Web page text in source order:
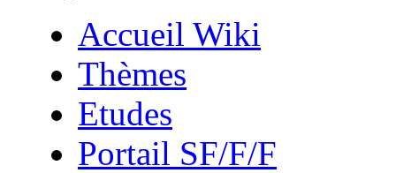
Accueil Wiki
Thèmes
Etudes
Portail SF/F/F